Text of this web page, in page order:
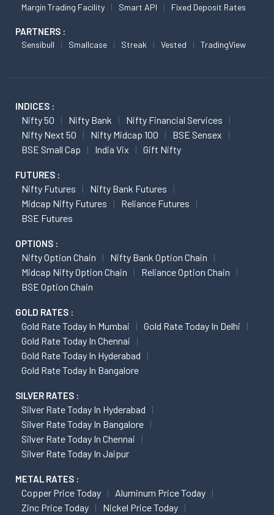
Margin Trading Facility
Smart API Fixed Deposit Rates
PARTNERS :
Sensibull Smallcase Streak Vested TradingView
INDICES :
Nifty 50 Nifty Bank
Nifty Financial Services
Nifty Next 50
Nifty Midcap 100
BSE Sensex
BSE Small Cap
India Vix Gift Nifty
FUTURES :
Nifty Futures
Nifty Bank Futures
Midcap Nifty Futures
Reliance Futures
BSE Futures
OPTIONS :
Nifty Option Chain
Nifty Bank Option Chain
Midcap Nifty Option Chain
Reliance Option Chain
BSE Option Chain
GOLD RATES :
Gold Rate Today In Mumbai
Gold Rate Today In Delhi
Gold Rate Today In Chennai
Gold Rate Today In Hyderabad
Gold Rate Today In Bangalore
SILVER RATES :
Silver Rate Today In Hyderabad
Silver Rate Today In Bangalore
Silver Rate Today In Chennai
Silver Rate Today In Jaipur
METAL RATES :
Copper Price Today
Aluminum Price Today
Zinc Price Today
Nickel Price Today